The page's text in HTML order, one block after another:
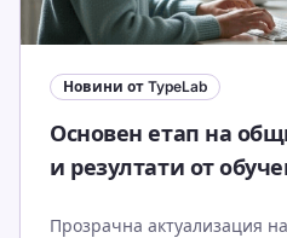
Новини от TypeLab
Основен етап на
и резултати от
Прозрачна актуализация